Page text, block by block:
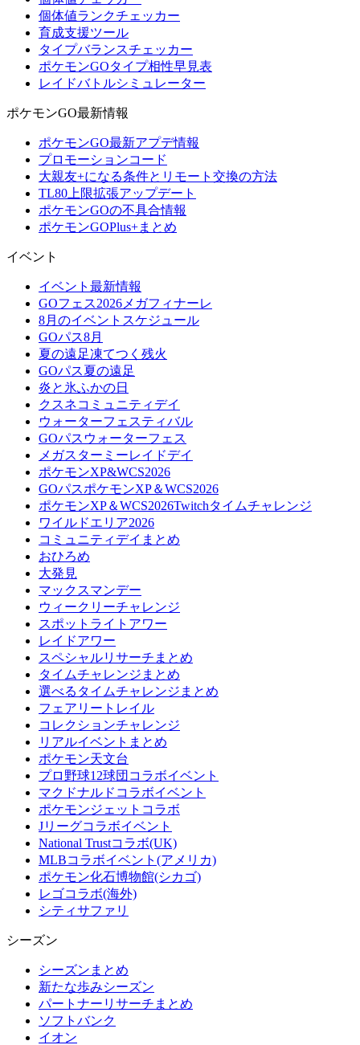
個体値ランクチェッカー
育成支援ツール
タイプバランスチェッカー
ポケモンGOタイプ相性早見表
レイドバトルシミュレーター
ポケモンGO最新情報
ポケモンGO最新アプデ情報
プロモーションコード
大親友+になる条件とリモート交換の方法
TL80上限拡張アップデート
ポケモンGOの不具合情報
ポケモンGOPlus+まとめ
イベント
イベント最新情報
GOフェス2026メガフィナーレ
8月のイベントスケジュール
GOパス8月
夏の遠足凍てつく残火
GOパス夏の遠足
炎と氷ふかの日
クスネコミュニティデイ
ウォーターフェスティバル
GOパスウォーターフェス
メガスターミーレイドデイ
ポケモンXP&WCS2026
GOパスポケモンXP＆WCS2026
ポケモンXP＆WCS2026Twitchタイムチャレンジ
ワイルドエリア2026
コミュニティデイまとめ
おひろめ
大発見
マックスマンデー
ウィークリーチャレンジ
スポットライトアワー
レイドアワー
スペシャルリサーチまとめ
タイムチャレンジまとめ
選べるタイムチャレンジまとめ
フェアリートレイル
コレクションチャレンジ
リアルイベントまとめ
ポケモン天文台
プロ野球12球団コラボイベント
マクドナルドコラボイベント
ポケモンジェットコラボ
Jリーグコラボイベント
National Trustコラボ(UK)
MLBコラボイベント(アメリカ)
ポケモン化石博物館(シカゴ)
レゴコラボ(海外)
シティサファリ
シーズン
シーズンまとめ
新たな歩みシーズン
パートナーリサーチまとめ
ソフトバンク
イオン